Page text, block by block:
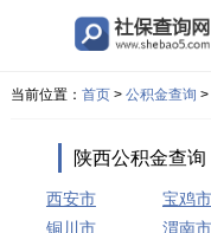
当前位置： 首页> 公积金查询 >
陕西公积金查询
西安市 宝鸡市
铜川市
渭南市